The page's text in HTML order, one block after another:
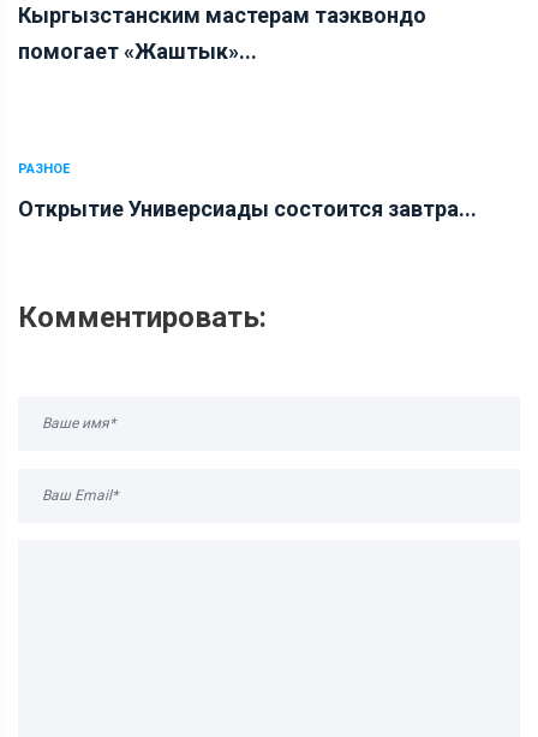
Кыргызстанским мастерам таэквондо
помогает «Жаштык»...
РАЗНОЕ
Открытие Универсиады состоится завтра...
Комментировать: